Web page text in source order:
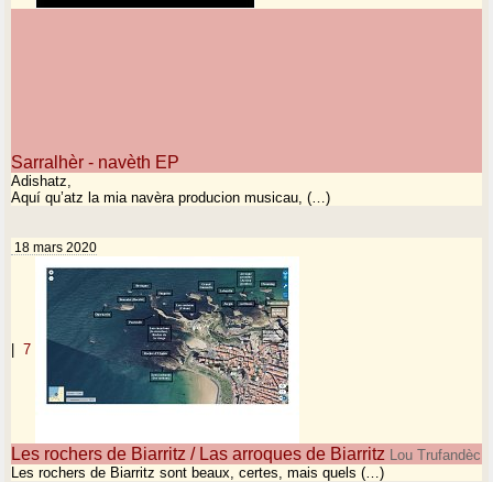
Sarralhèr - navèth EP
Adishatz,
Aquí qu’atz la mia navèra producion musicau, (…)
18 mars 2020
| 7
Les rochers de Biarritz / Las arroques de Biarritz Lou Trufandèc
Les rochers de Biarritz sont beaux, certes, mais quels (…)